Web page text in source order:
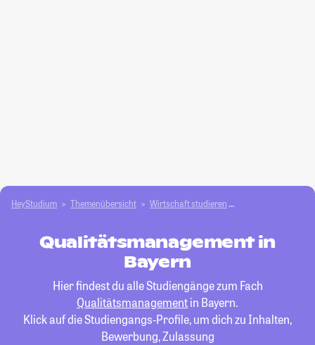
HeyStudium Themenübersicht Wirtschaft studieren
Qualitätsmanagement in
Bayern
Hier findest du alle Studiengänge zum Fach
Qualitätsmanagementin Bayern.
Klick auf die Studiengangs-Profile, um dich zu Inhalten,
Bewerbung, Zulassung